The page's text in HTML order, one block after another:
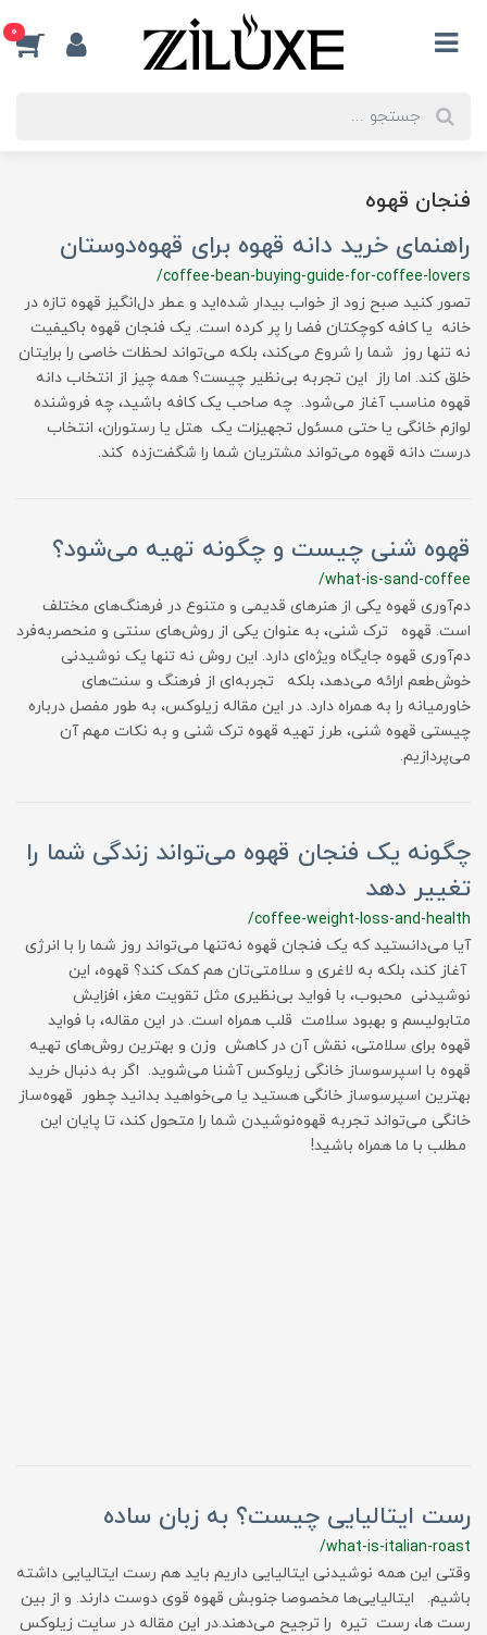
0
فنجان قهوه
راهنمای خرید دانه قهوه برای قهوه‌دوستان
/coffee-bean-buying-guide-for-coffee-lovers
تصور کنید صبح زود از خواب بیدار شده‌اید و عطر دل‌انگیز قهوه تازه در
خانه یا کافه کوچکتان فضا را پر کرده است. یک فنجان قهوه باکیفیت
نه تنها روز شما را شروع می‌کند، بلکه می‌تواند لحظات خاصی را برایتان
خلق کند. اما راز این تجربه بی‌نظیر چیست؟ همه چیز از انتخاب دانه
قهوه مناسب آغاز می‌شود. چه صاحب یک کافه باشید، چه فروشنده
لوازم خانگی یا حتی مسئول تجهیزات یک هتل یا رستوران، انتخاب
درست دانه قهوه می‌تواند مشتریان شما را شگفت‌زده کند.
قهوه شنی چیست و چگونه تهیه می‌شود؟
/what-is-sand-coffee
دم‌آوری قهوه یکی از هنرهای قدیمی و متنوع در فرهنگ‌های مختلف
است. قهوه ترک شنی، به عنوان یکی از روش‌های سنتی و منحصربه‌فرد
دم‌آوری قهوه جایگاه ویژه‌ای دارد. این روش نه تنها یک نوشیدنی
خوش‌طعم ارائه می‌دهد، بلکه تجربه‌ای از فرهنگ و سنت‌های
خاورمیانه را به همراه دارد. در این مقاله زیلوکس، به طور مفصل درباره
چیستی قهوه شنی، طرز تهیه قهوه ترک شنی و به نکات مهم آن
می‌پردازیم.
چگونه یک فنجان قهوه می‌تواند زندگی شما را
تغییر دهد
/coffee-weight-loss-and-health
آیا می‌دانستید که یک فنجان قهوه نه‌تنها می‌تواند روز شما را با انرژی
آغاز کند، بلکه به لاغری و سلامتی‌تان هم کمک کند؟ قهوه، این
نوشیدنی محبوب، با فواید بی‌نظیری مثل تقویت مغز، افزایش
متابولیسم و بهبود سلامت قلب همراه است. در این مقاله، با فواید
قهوه برای سلامتی، نقش آن در کاهش وزن و بهترین روش‌های تهیه
قهوه با اسپرسوساز خانگی زیلوکس آشنا می‌شوید. اگر به دنبال خرید
بهترین اسپرسوساز خانگی هستید یا می‌خواهید بدانید چطور قهوه‌ساز
خانگی می‌تواند تجربه قهوه‌نوشیدن شما را متحول کند، تا پایان این
مطلب با ما همراه باشید!
رست ایتالیایی چیست؟ به زبان ساده
/what-is-italian-roast
وقتی این همه نوشیدنی ایتالیایی داریم باید هم رست ایتالیایی داشته
باشیم. ایتالیایی‌ها مخصوصا جنوبش قهوه قوی دوست دارند. و از بین
رست ها، رست تیره را ترجیح می‌دهند.در این مقاله در سایت زیلوکس